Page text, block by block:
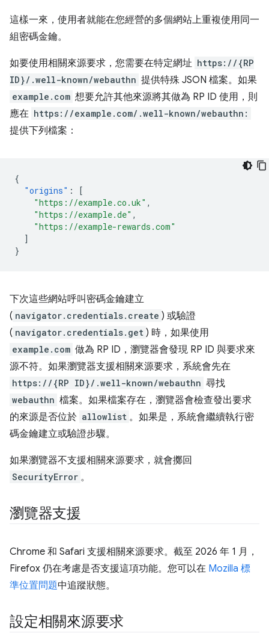
這樣一來，使用者就能在您經營的多個網站上重複使用同一
組密碼金鑰。
如要使用相關來源要求，您需要在特定網址 https://{RP
ID}/.well-known/webauthn 提供特殊 JSON 檔案。如果
example.com 想要允許其他來源將其做為 RP ID 使用，則
應在 https://example.com/.well-known/webauthn:
提供下列檔案：
{
"origins" :
[
"https://example.co.uk" ,
"https://example.de" ,
"https://example-rewards.com"
]
}
下次這些網站呼叫密碼金鑰建立
( navigator.credentials.create ) 或驗證
( navigator.credentials.get ) 時，如果使用
example.com 做為 RP ID，瀏覽器會發現 RP ID 與要求來
源不符。如果瀏覽器支援相關來源要求，系統會先在
https://{RP ID}/.well-known/webauthn 尋找
webauthn 檔案。如果檔案存在，瀏覽器會檢查發出要求
的來源是否位於 allowlist 。如果是，系統會繼續執行密
碼金鑰建立或驗證步驟。
如果瀏覽器不支援相關來源要求，就會擲回
SecurityError 。
瀏覽器支援
Chrome 和 Safari 支援相關來源要求。截至 2026 年 1 月，
Firefox 仍在考慮是否支援這項功能。您可以在 Mozilla 標
準位置問題中追蹤狀態。
設定相關來源要求